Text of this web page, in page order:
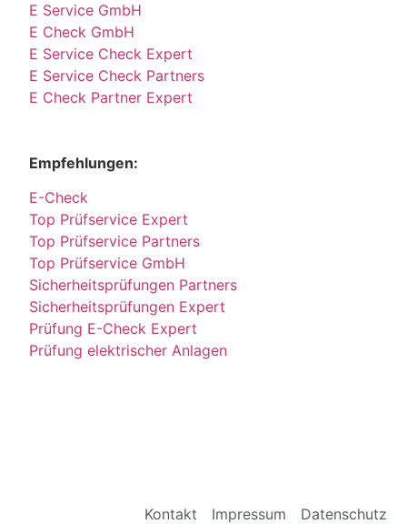
E Service GmbH
E Check GmbH
E Service Check Expert
E Service Check Partners
E Check Partner Expert
Empfehlungen:
E-Check
Top Prüfservice Expert
Top Prüfservice Partners
Top Prüfservice GmbH
Sicherheitsprüfungen Partners
Sicherheitsprüfungen Expert
Prüfung E-Check Expert
Prüfung elektrischer Anlagen
Kontakt Impressum Datenschutz